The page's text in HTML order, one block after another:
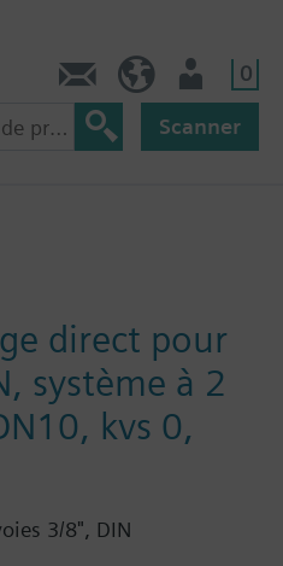
0
Scanner
direct pour
système à 2
kvs 0,
3/8", DIN